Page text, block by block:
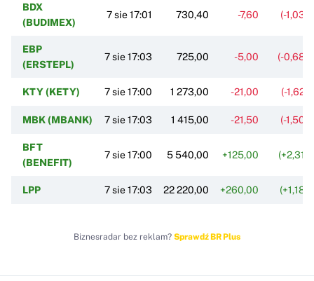
BDX
(BUDIMEX)
7 sie 17:01 730,40 -7,60 (-
EBP
(ERSTEPL)
7 sie 17:03 725,00 -5,00 (-
KTY (KETY) 7 sie 17:00 1 273,00 -21,00 (-
MBK (MBANK) 7 sie 17:03 1 415,00 -21,50 (-
BFT
(BENEFIT)
7 sie 17:00 5 540,00 +125,00
LPP 7 sie 17:03 22 220,00 +260,00
Biznesradar bez reklam? Sprawdź BR Plus